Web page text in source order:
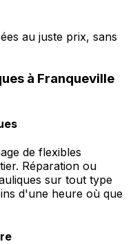
au juste prix, sans
à Franqueville
de flexibles
Réparation ou
sur tout type
d'une heure où que